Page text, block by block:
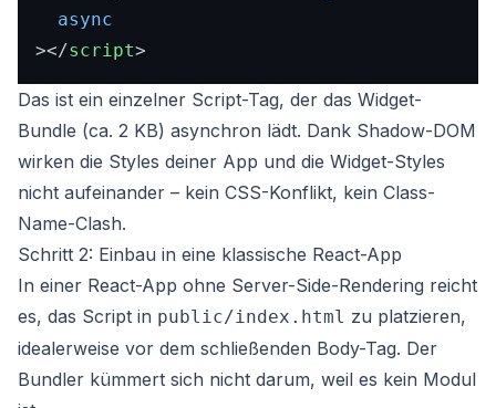
async
></script>
Das ist ein einzelner Script-Tag, der das Widget-
Bundle (ca. 2 KB) asynchron lädt. Dank Shadow-DOM
wirken die Styles deiner App und die Widget-Styles
nicht aufeinander – kein CSS-Konflikt, kein Class-
Name-Clash.
Schritt 2: Einbau in eine klassische React-App
In einer React-App ohne Server-Side-Rendering reicht
es, das Script in public/index.html zu platzieren,
idealerweise vor dem schließenden Body-Tag. Der
Bundler kümmert sich nicht darum, weil es kein Modul